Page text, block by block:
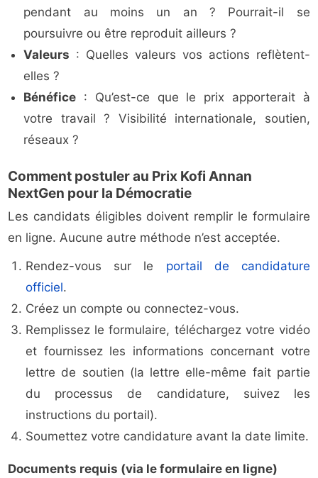
pendant au moins un an ? Pourrait-il se
poursuivre ou être reproduit ailleurs ?
Valeurs : Quelles valeurs vos actions reflètent-
elles ?
Bénéfice : Qu’est-ce que le prix apporterait à
votre travail ? Visibilité internationale, soutien,
réseaux ?
Comment postuler au Prix Kofi Annan
NextGen pour la Démocratie
Les candidats éligibles doivent remplir le formulaire
en ligne. Aucune autre méthode n’est acceptée.
Rendez-vous sur le portail de candidature
officiel.
Créez un compte ou connectez-vous.
Remplissez le formulaire, téléchargez votre vidéo
et fournissez les informations concernant votre
lettre de soutien (la lettre elle-même fait partie
du processus de candidature, suivez les
instructions du portail).
Soumettez votre candidature avant la date limite.
Documents requis (via le formulaire en ligne)